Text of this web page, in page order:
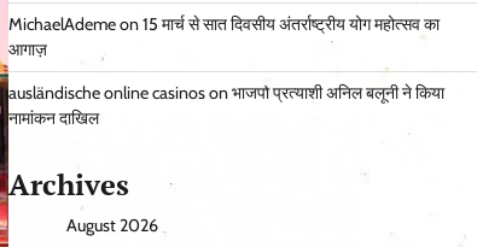
MichaelAdemeon15 मार्च से सात दिवसीय अंतर्राष्ट्रीय योग महोत्सव का
आगाज़
ausländische online casinosonभाजपा प्रत्याशी अनिल बलूनी ने किया
नामांकन दाखिल
Archives
August 2026